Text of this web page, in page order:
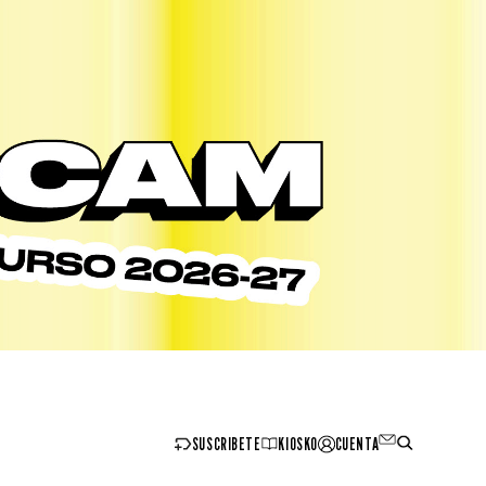
SUSCRIBETE KIOSKO CUENTA